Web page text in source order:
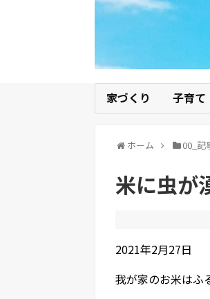
家づくり 子育て
ホーム 00_記
米に虫が
2021年2月27日
我が家のお米はふ